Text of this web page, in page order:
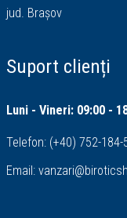
jud. Brașov
Suport clienți
Luni - Vineri: 09:00 -
Telefon: (+40) 752-184-
Email: